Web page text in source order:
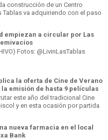
construcción de un Centro
Tablas va adquiriendo con el paso
empiezan a circular por Las
Fotos: @LivinLasTablas
la oferta de Cine de Verano
la emisión de hasta 9 películas
este año del tradicional Cine
y en esta ocasión por partida
nueva farmacia en el local
Bank